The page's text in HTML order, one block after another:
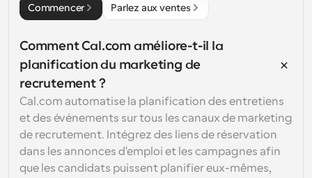
Commencer Parlez aux ventes
Comment Cal.com améliore-t-il la
planification du marketing de
recrutement ?
Cal.com automatise la planification des entretiens
et des événements sur tous les canaux de marketing
de recrutement. Intégrez des liens de réservation
dans les annonces d'emploi et les campagnes afin
que les candidats puissent planifier eux-mêmes,